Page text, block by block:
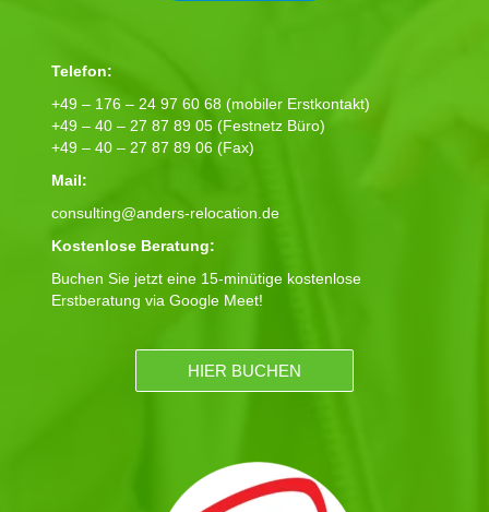
Telefon:
+49 – 176 – 24 97 60 68 (mobiler Erstkontakt)
+49 – 40 – 27 87 89 05 (Festnetz Büro)
+49 – 40 – 27 87 89 06 (Fax)
Mail:
consulting@anders-relocation.de
Kostenlose Beratung:
Buchen Sie jetzt eine 15-minütige kostenlose
Erstberatung via Google Meet!
HIER BUCHEN